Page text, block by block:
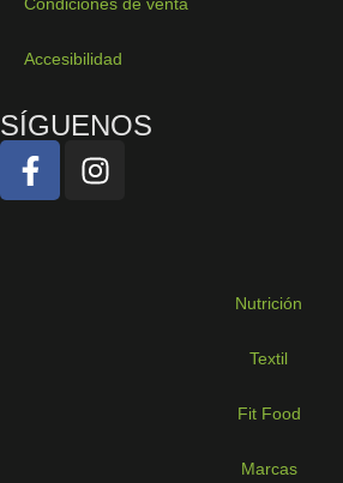
Condiciones de venta
Accesibilidad
SÍGUENOS
Nutrición
Textil
Fit Food
Marcas